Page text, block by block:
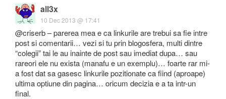
all3x
10 Dec 2013 @ 17:41
@criserb – parerea mea e ca linkurile are trebui sa fie intre
post si comentarii… vezi si tu prin blogosfera, multi dintre
“colegii” tai le au inainte de post sau imediat dupa… sau
rareori ele nu exista (manafu e un exemplu)… foarte rar mi-
a fost dat sa gasesc linkurile pozitionate ca fiind (aproape)
ultima optiune din pagina… oricum decizia e a ta intr-un
final.